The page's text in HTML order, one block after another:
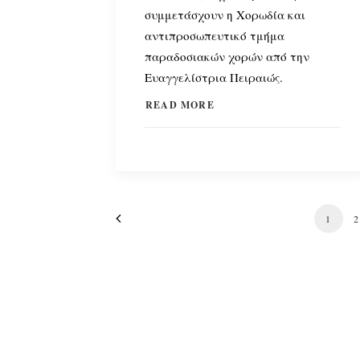
συμμετάσχουν η Χορωδία και
αντιπροσωπευτικό τμήμα
παραδοσιακών χορών από την
Ευαγγελίστρια Πειραιώς.
READ MORE
1 2